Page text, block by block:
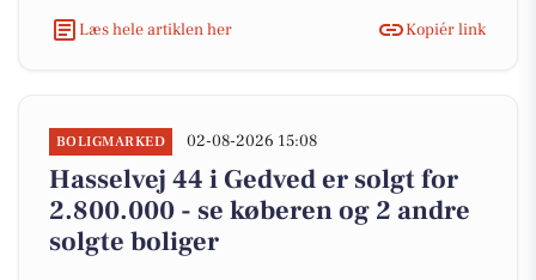
Læs hele artiklen her Kopiér link
BOLIGMARKED 02-08-2026 15:08
Hasselvej 44 i Gedved er solgt for
2.800.000 - se køberen og 2 andre
solgte boliger